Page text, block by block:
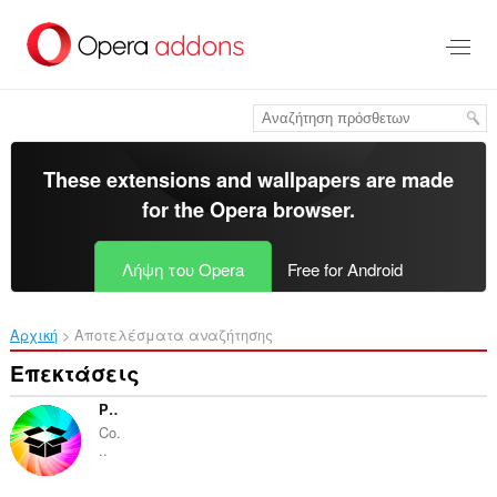
στο
κύριο
These extensions and wallpapers are made
for theOpera browser.
Λήψη του Opera Free for Android
Αρχική Αποτελέσματα αναζήτησης
Επεκτάσεις
Pack de Memes
Co.
..